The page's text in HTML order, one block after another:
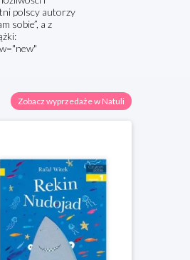
polscy autorzy
sobie”, a z
Zobacz wyprzedaże w Natuli